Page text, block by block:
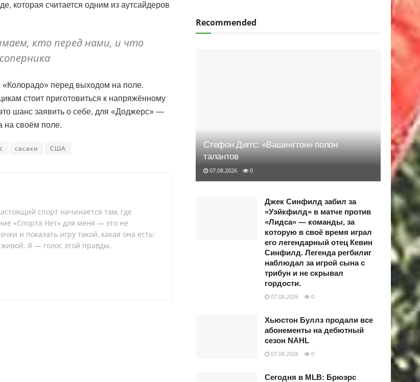
которая считается одним из аутсайдеров
кто перед нами, и что
перед выходом на поле.
стоит приготовиться к напряжённому
шанс заявить о себе, для «Доджерс» —
на своём поле.
сасаки США
спорт начинается там, где
«Спорта Нет» для меня — это не
и показать игру такой, какая она есть:
Я — голос этой правды.
Recommended
Стефон Диггс: «Вашингтон» полон
талантов
07.08.2026 0
Джек Синфилд забил за
«Уэйкфилд» в матче против
«Лидса» — команды, за
которую в своё время играл
его легендарный отец Кевин
Синфилд. Легенда регбилиг
наблюдал за игрой сына с
трибун и не скрывал
гордости.
07.08.2026 0
Хьюстон Буллз продали все
абонементы на дебютный
сезон NAHL
07.08.2026 0
Сегодня в MLB: Брюэрс